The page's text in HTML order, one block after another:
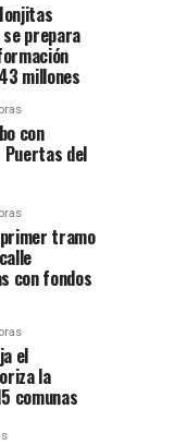
prepara
millones
con
del
tramo
con fondos
el
la
comunas